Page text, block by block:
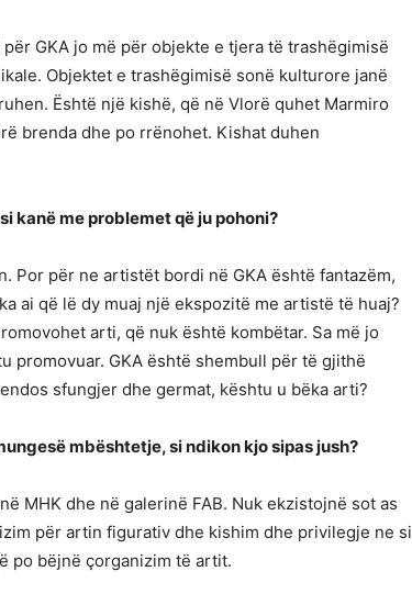
GKA jo më për objekte e tjera të trashëgimisë
Objektet e trashëgimisë sonë kulturore janë
Është një kishë, që në Vlorë quhet Marmiro
brenda dhe po rrënohet. Kishat duhen
kanë me problemet që ju pohoni?
Por për ne artistët bordi në GKA është fantazëm,
ai që lë dy muaj një ekspozitë me artistë të huaj?
arti, që nuk është kombëtar. Sa më jo
promovuar. GKA është shembull për të gjithë
sfungjer dhe germat, kështu u bëka arti?
mbështetje, si ndikon kjo sipas jush?
MHK dhe në galerinë FAB. Nuk ekzistojnë sot as
për artin figurativ dhe kishim dhe privilegje ne si
po bëjnë çorganizim të artit.